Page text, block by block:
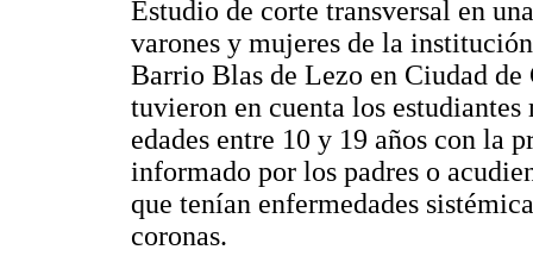
Estudio de corte transversal en
varones y mujeres de la
Barrio Blas de Lezo en Ciudad de
tuvieron en cuenta los
edades entre 10 y 19 años con la
informado por los padres o
que tenían enfermedades
coronas.